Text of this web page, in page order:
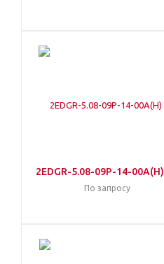
2EDGR-5.08-09P-14-00A(H)
По запросу